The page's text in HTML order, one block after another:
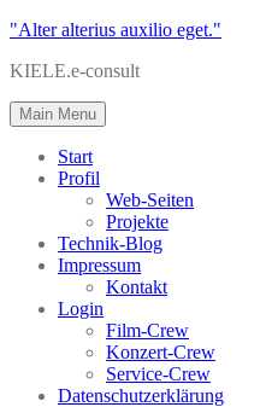
"Alter alterius auxilio eget."
KIELE.e-consult
Main Menu
Start
Profil
Web-Seiten
Projekte
Technik-Blog
Impressum
Kontakt
Login
Film-Crew
Konzert-Crew
Service-Crew
Datenschutzerklärung